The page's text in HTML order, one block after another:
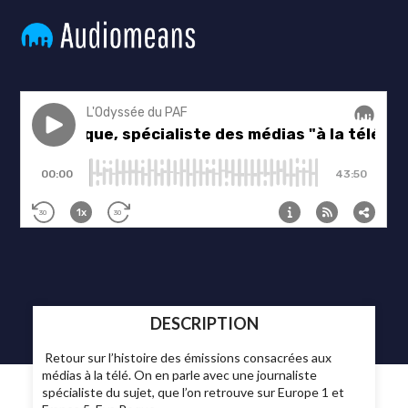
DESCRIPTION
Retour sur l’histoire des émissions consacrées aux
médias à la télé. On en parle avec une journaliste
spécialiste du sujet, que l’on retrouve sur Europe 1 et